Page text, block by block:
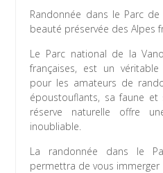
Randonnée dans le Parc
beauté préservée des Alpes
Le Parc national de la
françaises, est un
pour les amateurs de
époustouflants, sa faune et
réserve naturelle offre
inoubliable.
La randonnée dans le
permettra de vous